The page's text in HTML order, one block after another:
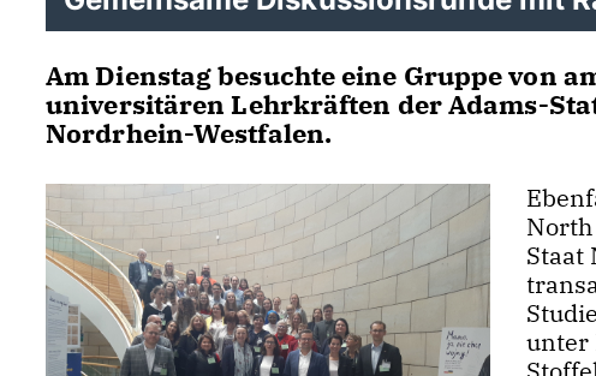
Am Dienstag besuchte eine Gruppe von
universitären Lehrkräften der Adams-
Nordrhein-Westfalen.
Staat
unter